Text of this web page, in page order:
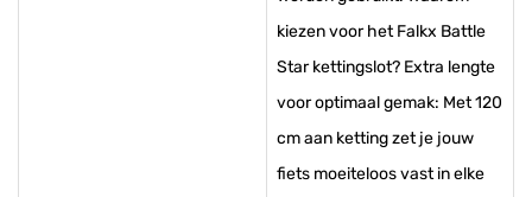
kiezen voor het Falkx Battle
Star kettingslot? Extra lengte
voor optimaal gemak: Met 120
cm aan ketting zet je jouw
fiets moeiteloos vast in elke